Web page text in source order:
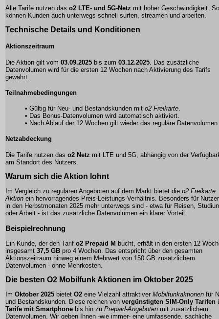
Alle Tarife nutzen das o2 LTE- und 5G-Netz mit hoher Geschwindigkeit. So
können Kunden auch unterwegs schnell surfen, streamen und arbeiten.
Technische Details und Konditionen
Aktionszeitraum
Die Aktion gilt vom 03.09.2025 bis zum 03.12.2025 . Das zusätzliche
Datenvolumen wird für die ersten 12 Wochen nach Aktivierung des Tarifs
gewährt.
Teilnahmebedingungen
• Gültig für Neu- und Bestandskunden mit o2 Freikarte.
• Das Bonus-Datenvolumen wird automatisch aktiviert.
• Nach Ablauf der 12 Wochen gilt wieder das reguläre Datenvolumen.
Netzabdeckung
Die Tarife nutzen das o2 Netz mit LTE und 5G, abhängig von der
am Standort des Nutzers.
Warum sich die Aktion lohnt
Im Vergleich zu regulären Angeboten auf dem Markt bietet die o2 Freikarte
Aktion ein hervorragendes Preis-Leistungs-Verhältnis. Besonders für
in den Herbstmonaten 2025 mehr unterwegs sind - etwa für Reisen,
oder Arbeit - ist das zusätzliche Datenvolumen ein klarer Vorteil.
Beispielrechnung
Ein Kunde, der den Tarif o2 Prepaid M bucht, erhält in den ersten 12
insgesamt 37,5 GB pro 4 Wochen. Das entspricht über den gesamten
Aktionszeitraum hinweg einem Mehrwert von 150 GB zusätzlichem
Datenvolumen - ohne Mehrkosten.
Die besten O2 Mobilfunk Aktionen im Oktober 2025
Im Oktober 2025 bietet O2 eine Vielzahl attraktiver Mobilfunkaktionen für
und Bestandskunden. Diese reichen von vergünstigten SIM-Only Tarifen
Tarife mit Smartphone bis hin zu Prepaid-Angeboten mit zusätzlichem
Datenvolumen. Wir geben Ihnen -wie immer- eine umfassende, sachliche